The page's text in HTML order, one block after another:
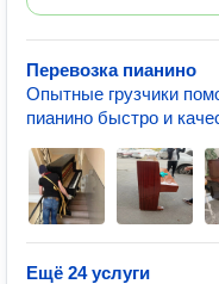
Перевозка пианино
Опытные грузчики
пианино быстро и
Ещё 24 услуги